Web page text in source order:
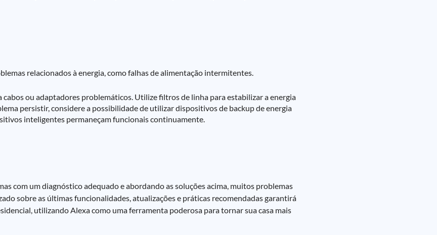
relacionados à energia, como falhas de alimentação intermitentes.
ou adaptadores problemáticos. Utilize filtros de linha para estabilizar a energia
persistir, considere a possibilidade de utilizar dispositivos de backup de energia
inteligentes permaneçam funcionais continuamente.
com um diagnóstico adequado e abordando as soluções acima, muitos problemas
sobre as últimas funcionalidades, atualizações e práticas recomendadas garantirá
utilizando Alexa como uma ferramenta poderosa para tornar sua casa mais